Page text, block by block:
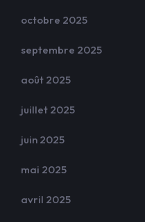
octobre 2025
septembre 2025
août 2025
juillet 2025
juin 2025
mai 2025
avril 2025